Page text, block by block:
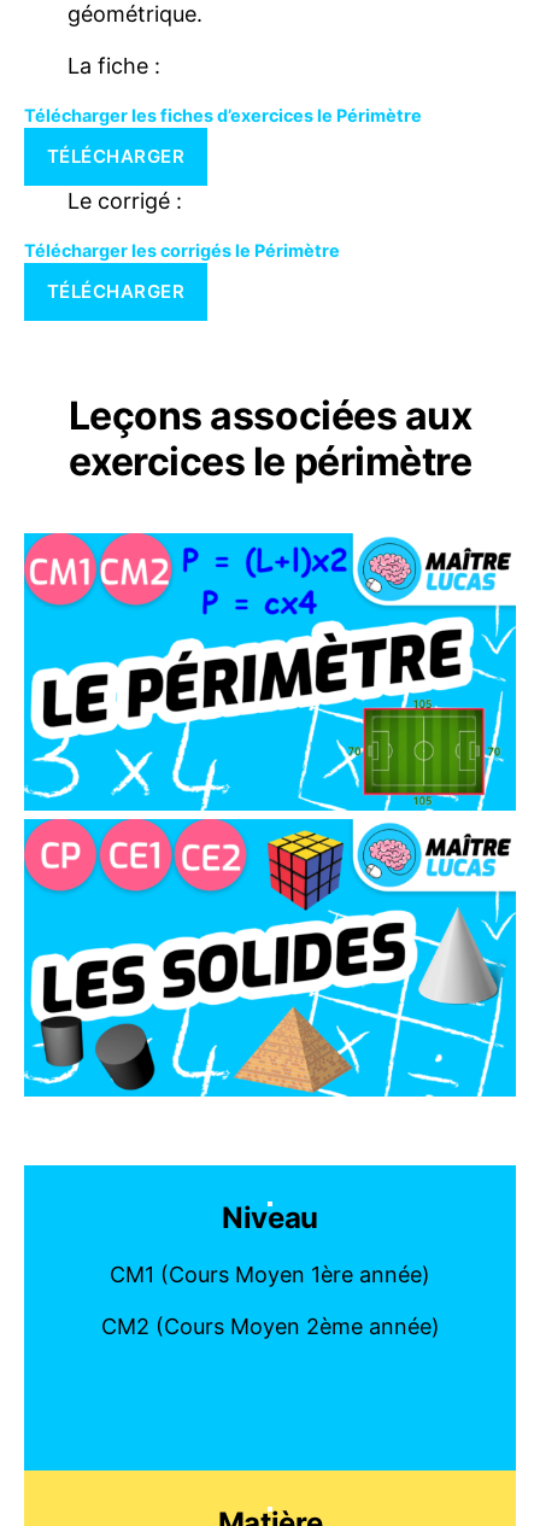
géométrique.
La fiche :
Télécharger les fiches d’exercices le Périmètre
TÉLÉCHARGER
Le corrigé :
Télécharger les corrigés le Périmètre
TÉLÉCHARGER
Leçons associées aux
exercices le périmètre
Niveau
CM1 (Cours Moyen 1ère année)
CM2 (Cours Moyen 2ème année)